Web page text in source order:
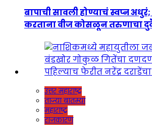
बापाची सावली होण्याचं स्वप्न
करताना वीज कोसळून तरुणाचा
उत्तर महाराष्ट्र
ताज्या बातम्या
महाराष्ट्र
राजकारण